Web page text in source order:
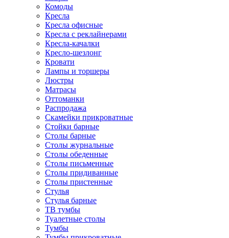
Комоды
Кресла
Кресла офисные
Кресла с реклайнерами
Кресла-качалки
Кресло-шезлонг
Кровати
Лампы и торшеры
Люстры
Матрасы
Оттоманки
Распродажа
Скамейки прикроватные
Стойки барные
Столы барные
Столы журнальные
Столы обеденные
Столы письменные
Столы придиванные
Столы пристенные
Стулья
Стулья барные
ТВ тумбы
Туалетные столы
Тумбы